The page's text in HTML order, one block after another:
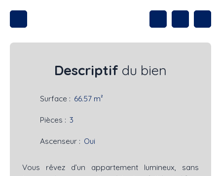
Descriptif du bien
Surface : 66.57 m²
Pièces : 3
Ascenseur : Oui
Vous rêvez d’un appartement lumineux, sans